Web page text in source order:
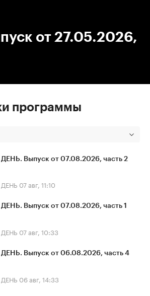
от 27.05.2026,
программы
ДЕНЬ. Выпуск от 07.08.2026, часть 2
ДЕНЬ 07 авг, 11:10
ДЕНЬ. Выпуск от 07.08.2026, часть 1
ДЕНЬ 07 авг, 10:33
ДЕНЬ. Выпуск от 06.08.2026, часть 4
ДЕНЬ 06 авг, 14:33